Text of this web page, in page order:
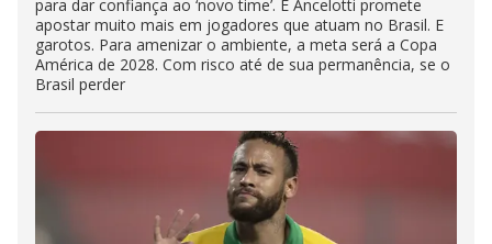
para dar confiança ao ‘novo time’. E Ancelotti promete
apostar muito mais em jogadores que atuam no Brasil. E
garotos. Para amenizar o ambiente, a meta será a Copa
América de 2028. Com risco até de sua permanência, se o
Brasil perder